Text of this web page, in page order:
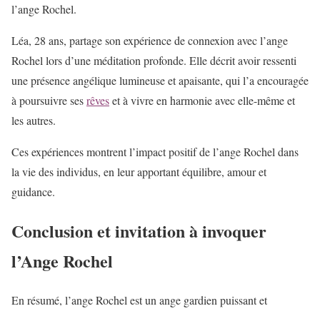
l’ange Rochel.
Léa, 28 ans, partage son expérience de connexion avec l’ange
Rochel lors d’une méditation profonde. Elle décrit avoir ressenti
une présence angélique lumineuse et apaisante, qui l’a encouragée
à poursuivre sesrêveset à vivre en harmonie avec elle-même et
les autres.
Ces expériences montrent l’impact positif de l’ange Rochel dans
la vie des individus, en leur apportant équilibre, amour et
guidance.
Conclusion et invitation à invoquer
l’Ange Rochel
En résumé, l’ange Rochel est un ange gardien puissant et